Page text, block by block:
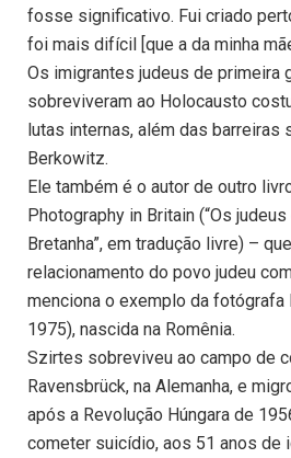
fosse significativo. Fui criado
foi mais difícil [que a da minha
Os imigrantes judeus de primeira
sobreviveram ao Holocausto
lutas internas, além das barreiras
Berkowitz.
Ele também é o autor de outro
Photography in Britain (“Os
Bretanha”, em tradução livre) –
relacionamento do povo judeu
menciona o exemplo da
1975), nascida na Romênia.
Szirtes sobreviveu ao campo de
Ravensbrück, na Alemanha, e
após a Revolução Húngara de
cometer suicídio, aos 51 anos de